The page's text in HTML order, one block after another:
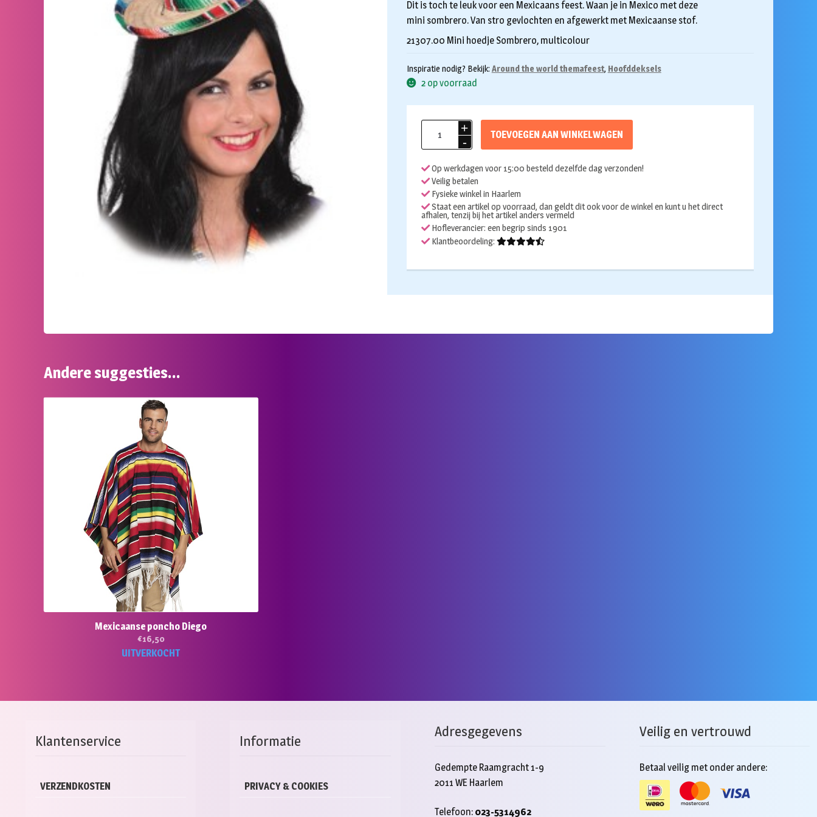
Dit is toch te leuk voor een Mexicaans feest. Waan je in Mexico met deze
mini sombrero. Van stro gevlochten en afgewerkt met Mexicaanse stof.
21307.00 Mini hoedje Sombrero, multicolour
Inspiratie nodig? Bekijk: Around the world themafeest, Hoofddeksels
2 op voorraad
Sombrero
TOEVOEGEN AAN WINKELWAGEN
Op werkdagen voor 15:00 besteld dezelfde dag verzonden!
Veilig betalen
Fysieke winkel in Haarlem
Staat een artikel op voorraad, dan geldt dit ook voor de winkel en kunt u het direct
afhalen, tenzij bij het artikel anders vermeld
Hofleverancier: een begrip sinds 1901
Klantbeoordeling:
Andere suggesties…
Mexicaanse poncho Diego
€16,50
UITVERKOCHT
Klantenservice
VERZENDKOSTEN
Informatie
PRIVACY & COOKIES
Adresgegevens
Gedempte Raamgracht 1-9
2011 WE Haarlem
Telefoon: 023-5314962
Veilig en vertrouwd
Betaal veilig met onder andere: